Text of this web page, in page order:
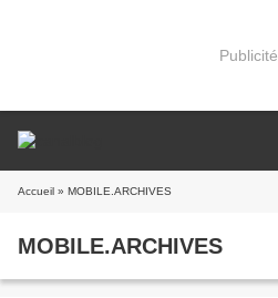
Publicité
Accueil » MOBILE.ARCHIVES
MOBILE.ARCHIVES